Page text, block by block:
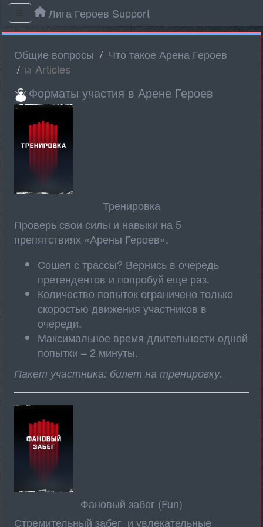
Лига Героев Support
Общие вопросы
Что такое Арена Героев
Articles
Форматы участия в Арене Героев
Тренировка
Проверь свои силы и навыки на 5
препятствиях «Арены Героев».
Сошел с трассы? Вернись в очередь
претендентов и попробуй еще раз.
Количество попыток ограничено только
скоростью движения участников в
очереди.
Максимальное время длительности одной
попытки – 2 минуты.
Пакет участника: билет на тренировку.
Фановый забег (Fun)
Стремительный забег и увлекательные